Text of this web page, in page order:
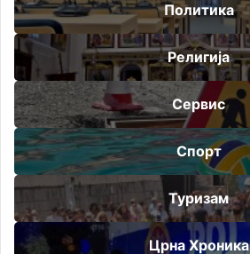
Политика
Религија
Сервис
Спорт
Туризам
Црна Хроника